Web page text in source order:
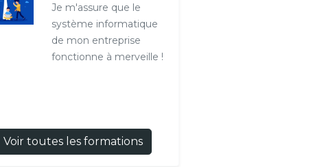
Je m'assure que le
système informatique
de mon entreprise
fonctionne à merveille !
Voir toutes les formations